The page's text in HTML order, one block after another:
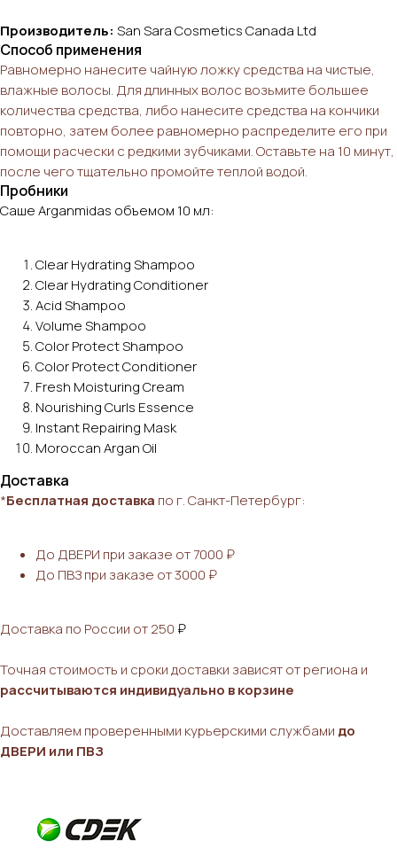
Производитель: San Sara Cosmetics Canada Ltd
Способ применения
Равномерно нанесите чайную ложку средства на чистые,
влажные волосы. Для длинных волос возьмите большее
количества средства, либо нанесите средства на кончики
повторно, затем более равномерно распределите его при
помощи расчески с редкими зубчиками. Оставьте на 10 минут,
после чего тщательно промойте теплой водой.
Пробники
Саше Arganmidas объемом 10 мл:
Clear Hydrating Shampoo
Clear Hydrating Conditioner
Acid Shampoo
Volume Shampoo
Сolor Protect Shampoo
Color Protect Conditioner
Fresh Moisturing Cream
Nourishing Curls Essence
Instant Repairing Mask
Moroccan Argan Oil
Доставка
*Бесплатная доставка по г. Санкт-Петербург:
До ДВЕРИ при заказе от 7000 ₽
До ПВЗ при заказе от 3000 ₽
Доставка по России от 250 ₽
Точная стоимость и сроки доставки зависят от региона и
рассчитываются индивидуально в корзине
Доставляем проверенными курьерскими службами до
ДВЕРИ или ПВЗ